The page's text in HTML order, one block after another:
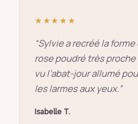
★★★★★
“Sylvie a recréé la
rose poudré très proche
vu l’abat-jour allumé
les larmes aux yeux.”
Isabelle T.